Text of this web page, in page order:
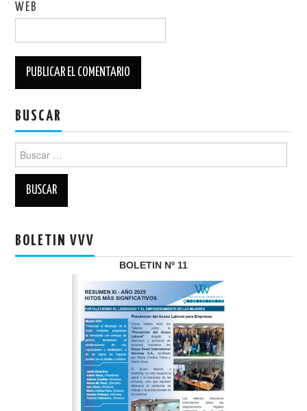
WEB
BUSCAR
BOLETIN VVV
BOLETIN Nº 11